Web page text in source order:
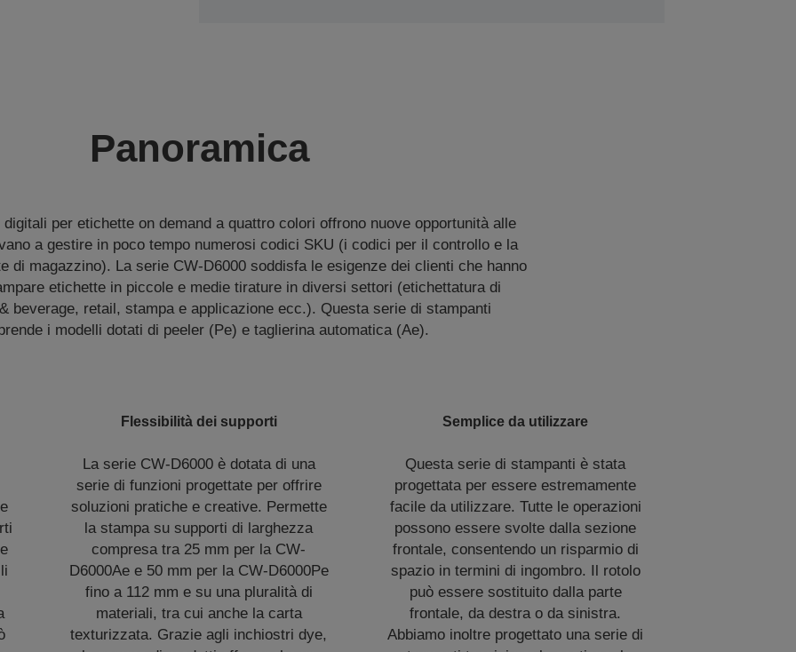
Panoramica
per etichette on demand a quattro colori offrono nuove opportunità alle
a gestire in poco tempo numerosi codici SKU (i codici per il controllo e la
di magazzino). La serie CW-D6000 soddisfa le esigenze dei clienti che hanno
etichette in piccole e medie tirature in diversi settori (etichettatura di
beverage, retail, stampa e applicazione ecc.). Questa serie di stampanti
i modelli dotati di peeler (Pe) e taglierina automatica (Ae).
Flessibilità dei supporti
La serie CW-D6000 è dotata di una
serie di funzioni progettate per offrire
soluzioni pratiche e creative. Permette
la stampa su supporti di larghezza
compresa tra 25 mm per la CW-
D6000Ae e 50 mm per la CW-D6000Pe
fino a 112 mm e su una pluralità di
materiali, tra cui anche la carta
texturizzata. Grazie agli inchiostri dye,
Semplice da utilizzare
Questa serie di stampanti è stata
progettata per essere estremamente
facile da utilizzare. Tutte le operazioni
possono essere svolte dalla sezione
frontale, consentendo un risparmio di
spazio in termini di ingombro. Il rotolo
può essere sostituito dalla parte
frontale, da destra o da sinistra.
Abbiamo inoltre progettato una serie di